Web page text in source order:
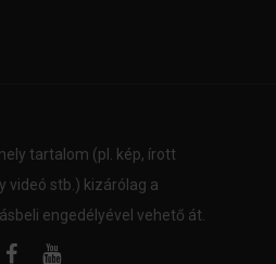
tartalom (pl. kép, írott
videó stb.) kizárólag a
engedélyével vehető át.